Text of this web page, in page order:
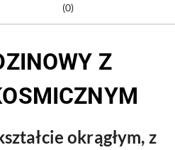
(0)
Z
okrągłym, z